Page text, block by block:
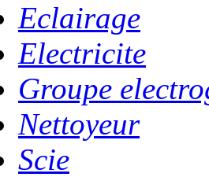
Eclairage
Electricite
Groupe
Nettoyeur
Scie